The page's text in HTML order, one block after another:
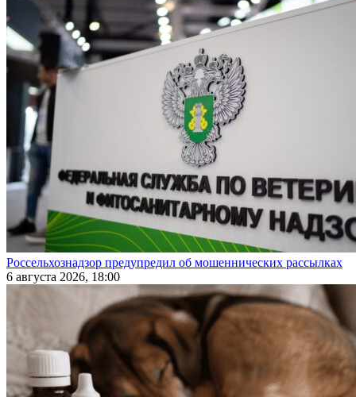
Россельхознадзор предупредил об мошеннических рассылках
6 августа 2026, 18:00